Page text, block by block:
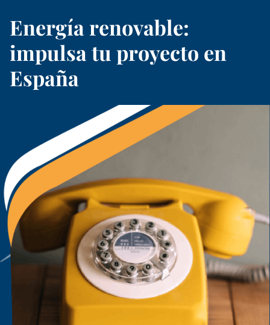
Energía renovable:
impulsa tu proyecto en
España